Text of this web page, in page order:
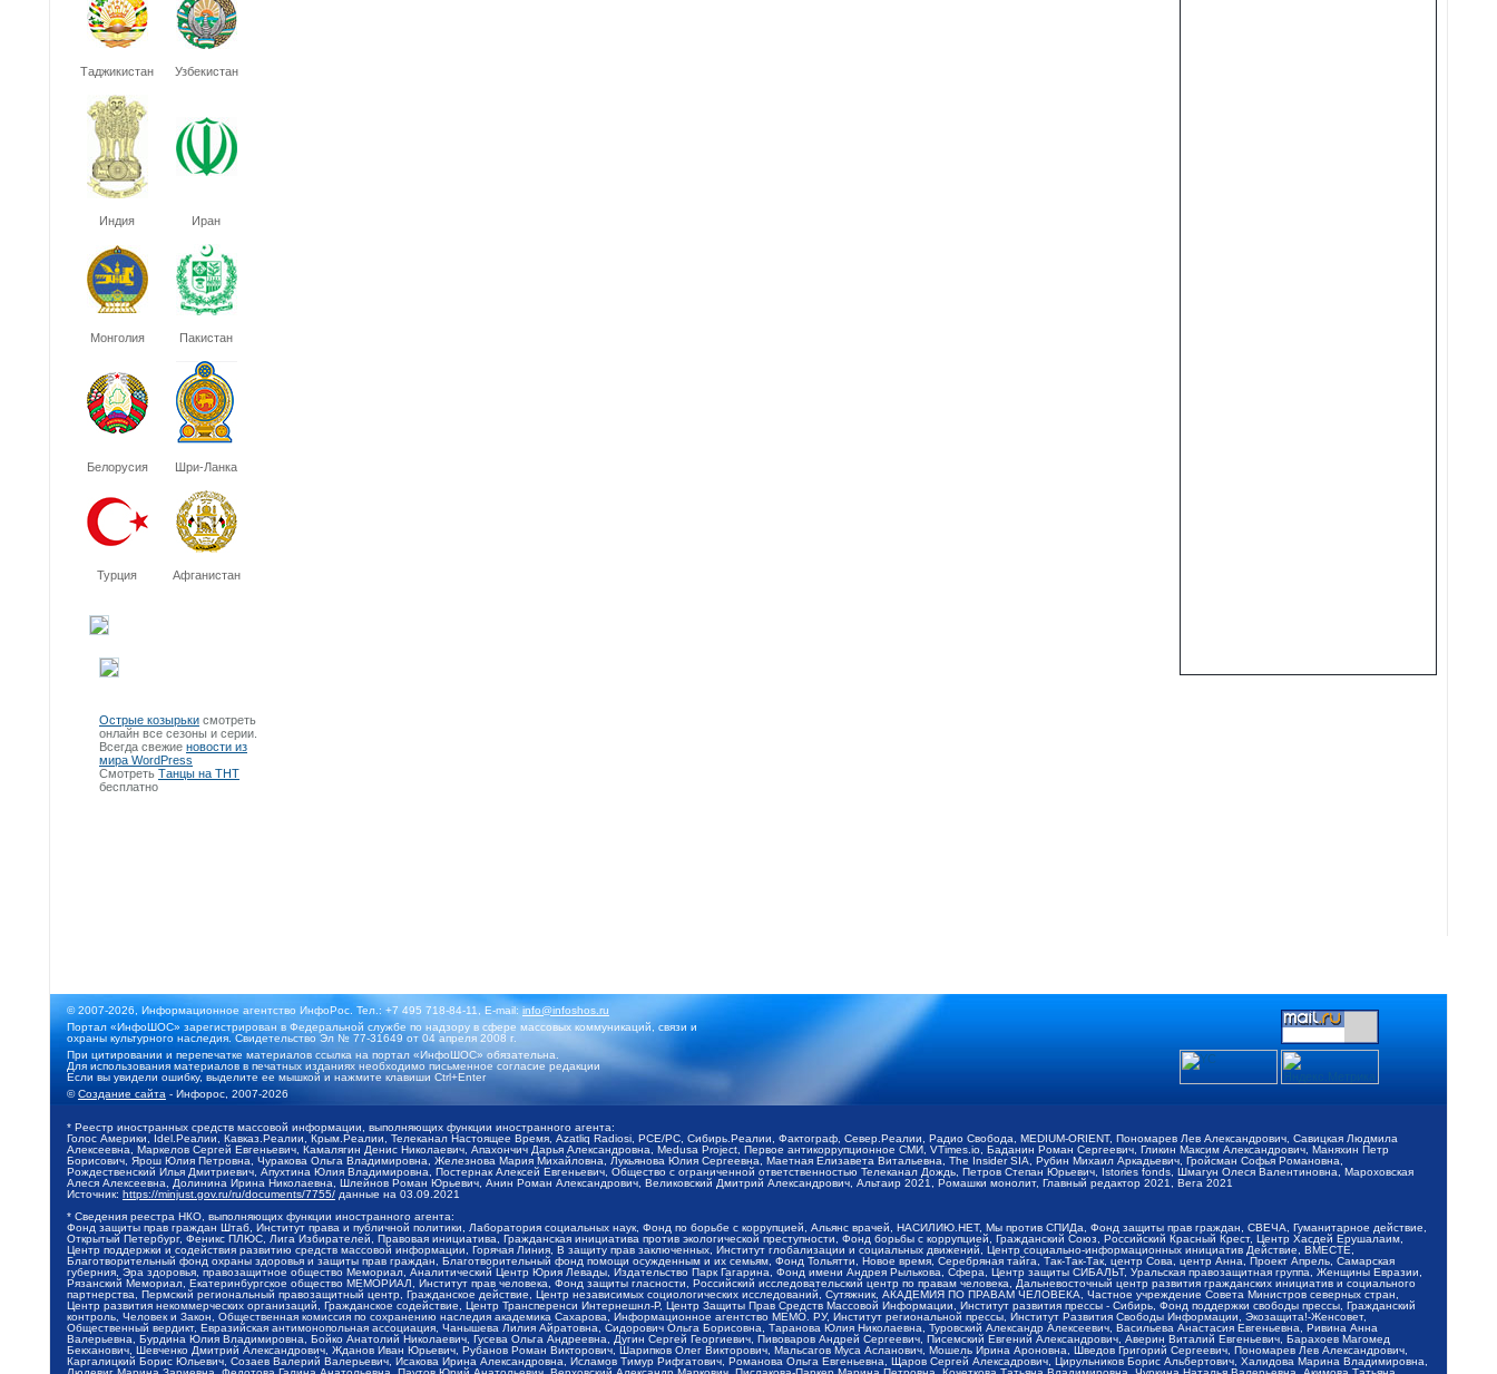
Таджикистан Узбекистан
Индия Иран
Монголия Пакистан
Белорусия Шри-Ланка
Турция Афганистан
Острые козырьки смотреть
онлайн все сезоны и серии.
Всегда свежие новости из
мира WordPress
Смотреть Танцы на ТНТ
бесплатно
© 2007-2026, Информационное агентство ИнфоРос. Тел.: +7 495 718-84-11, E-mail:info@infoshos.ru
Портал «ИнфоШОС» зарегистрирован в Федеральной службе по надзору в сфере массовых коммуникаций, связи и
охраны культурного наследия. Свидетельство Эл № 77-31649 от 04 апреля 2008 г.
При цитировании и перепечатке материалов ссылка на портал «ИнфоШОС» обязательна.
Для использования материалов в печатных изданиях необходимо письменное согласие редакции
Если вы увидели ошибку, выделите ее мышкой и нажмите клавиши Ctrl+Enter
©Создание сайта - Инфорос, 2007-2026
* Реестр иностранных средств массовой информации, выполняющих функции иностранного агента:
Голос Америки, Idel.Реалии, Кавказ.Реалии, Крым.Реалии, Телеканал Настоящее Время, Azatliq Radiosi, PCE/PC, Сибирь.Реалии, Фактограф, Север.Реалии, Радио Свобода, MEDIUM-ORIENT, Пономарев Лев Александрович, Савицкая Людмила
Алексеевна, Маркелов Сергей Евгеньевич, Камалягин Денис Николаевич, Апахончич Дарья Александровна, Medusa Project, Первое антикоррупционное СМИ, VTimes.io, Баданин Роман Сергеевич, Гликин Максим Александрович, Маняхин Петр
Борисович, Ярош Юлия Петровна, Чуракова Ольга Владимировна, Железнова Мария Михайловна, Лукьянова Юлия Сергеевна, Маетная Елизавета Витальевна, The Insider SIA, Рубин Михаил Аркадьевич, Гройсман Софья Романовна,
Рождественский Илья Дмитриевич, Апухтина Юлия Владимировна, Постернак Алексей Евгеньевич, Общество с ограниченной ответственностью Телеканал Дождь, Петров Степан Юрьевич, Istories fonds, Шмагун Олеся Валентиновна, Мароховская
Алеся Алексеевна, Долинина Ирина Николаевна, Шлейнов Роман Юрьевич, Анин Роман Александрович, Великовский Дмитрий Александрович, Альтаир 2021, Ромашки монолит, Главный редактор 2021, Вега 2021
Источник: https://minjust.gov.ru/ru/documents/7755/ данные на 03.09.2021
* Сведения реестра НКО, выполняющих функции иностранного агента:
Фонд защиты прав граждан Штаб, Институт права и публичной политики, Лаборатория социальных наук, Фонд по борьбе с коррупцией, Альянс врачей, НАСИЛИЮ.НЕТ, Мы против СПИДа, Фонд защиты прав граждан, СВЕЧА, Гуманитарное действие,
Открытый Петербург, Феникс ПЛЮС, Лига Избирателей, Правовая инициатива, Гражданская инициатива против экологической преступности, Фонд борьбы с коррупцией, Гражданский Союз, Российский Красный Крест, Центр Хасдей Ерушалаим,
Центр поддержки и содействия развитию средств массовой информации, Горячая Линия, В защиту прав заключенных, Институт глобализации и социальных движений, Центр социально-информационных инициатив Действие, ВМЕСТЕ,
Благотворительный фонд охраны здоровья и защиты прав граждан, Благотворительный фонд помощи осужденным и их семьям, Фонд Тольятти, Новое время, Серебряная тайга, Так-Так-Так, центр Сова, центр Анна, Проект Апрель, Самарская
губерния, Эра здоровья, правозащитное общество Мемориал, Аналитический Центр Юрия Левады, Издательство Парк Гагарина, Фонд имени Андрея Рылькова, Сфера, Центр защиты СИБАЛЬТ, Уральская правозащитная группа, Женщины Евразии,
Рязанский Мемориал, Екатеринбургское общество МЕМОРИАЛ, Институт прав человека, Фонд защиты гласности, Российский исследовательский центр по правам человека, Дальневосточный центр развития гражданских инициатив и социального
партнерства, Пермский региональный правозащитный центр, Гражданское действие, Центр независимых социологических исследований, Сутяжник, АКАДЕМИЯ ПО ПРАВАМ ЧЕЛОВЕКА, Частное учреждение Совета Министров северных стран,
Центр развития некоммерческих организаций, Гражданское содействие, Центр Трансперенси Интернешнл-Р, Центр Защиты Прав Средств Массовой Информации, Институт развития прессы - Сибирь, Фонд поддержки свободы прессы, Гражданский
контроль, Человек и Закон, Общественная комиссия по сохранению наследия академика Сахарова, Информационное агентство МЕМО. РУ, Институт региональной прессы, Институт Развития Свободы Информации, Экозащита!-Женсовет,
Общественный вердикт, Евразийская антимонопольная ассоциация, Чанышева Лилия Айратовна, Сидорович Ольга Борисовна, Таранова Юлия Николаевна, Туровский Александр Алексеевич, Васильева Анастасия Евгеньевна, Ривина Анна
Валерьевна, Бурдина Юлия Владимировна, Бойко Анатолий Николаевич, Гусева Ольга Андреевна, Дугин Сергей Георгиевич, Пивоваров Андрей Сергеевич, Писемский Евгений Александрович, Аверин Виталий Евгеньевич, Барахоев Магомед
Бекханович, Шевченко Дмитрий Александрович, Жданов Иван Юрьевич, Рубанов Роман Викторович, Шарипков Олег Викторович, Мальсагов Муса Асланович, Мошель Ирина Ароновна, Шведов Григорий Сергеевич, Пономарев Лев Александрович,
Каргалицкий Борис Юльевич, Созаев Валерий Валерьевич, Исакова Ирина Александровна, Исламов Тимур Рифгатович, Романова Ольга Евгеньевна, Щаров Сергей Алексадрович, Цирульников Борис Альбертович, Халидова Марина Владимировна,